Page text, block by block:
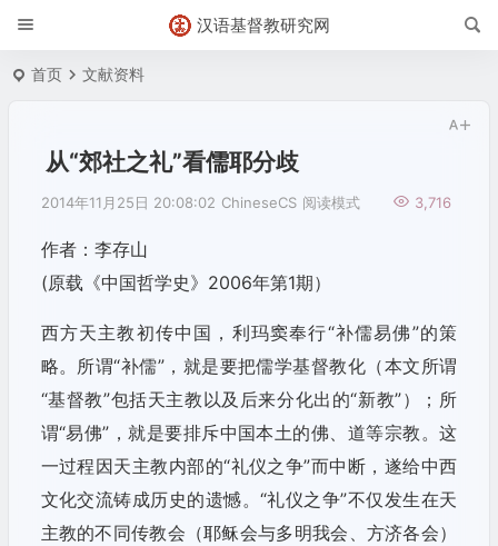
汉语基督教研究网
首页 文献资料
从“郊社之礼”看儒耶分歧
2014年11月25日 20:08:02 ChineseCS 3,716
阅读模式
作者：李存山
(原载《中国哲学史》2006年第1期）
西方天主教初传中国，利玛窦奉行“补儒易佛”的策
略。所谓“补儒”，就是要把儒学基督教化（本文所谓
“基督教”包括天主教以及后来分化出的“新教”）；所
谓“易佛”，就是要排斥中国本土的佛、道等宗教。这
一过程因天主教内部的“礼仪之争”而中断，遂给中西
文化交流铸成历史的遗憾。“礼仪之争”不仅发生在天
主教的不同传教会（耶稣会与多明我会、方济各会）